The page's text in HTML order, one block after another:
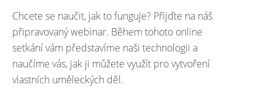
Chcete se naučit, jak to funguje? Přijďte na náš
připravovaný webinar. Během tohoto online
setkání vám představíme naši technologii a
naučíme vás, jak ji můžete využít pro vytvoření
vlastních uměleckých děl.